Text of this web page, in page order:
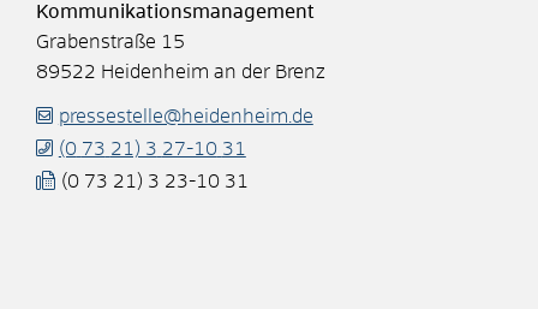
Kommunikationsmanagement
Grabenstraße 15
89522 Heidenheim an der Brenz
pressestelle@heidenheim.de
(0 73 21) 3 27-10 31
(0 73 21) 3 23-10 31